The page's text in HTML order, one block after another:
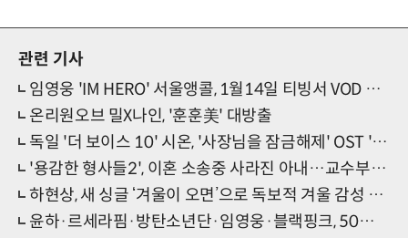
관련 기사
임영웅 'IM HERO' 서울앵콜, 1월14일 티빙서 VOD 공개
온리원오브 밀X나인, '훈훈美' 대방출
독일 '더 보이스 10' 시온, '사장님을 잠금해제' OST '라이 투 미' 오늘(15일) 발매
'용감한 형사들2', 이혼 소송중 사라진 아내…교수부인 살인사건 추적
하현상, 새 싱글 ‘겨울이 오면’으로 독보적 겨울 감성 예고
윤하·르세라핌·방탄소년단·임영웅·블랙핑크, 50주차 써클차트 정상